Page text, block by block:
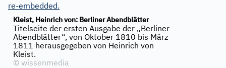
re-embedded.
Kleist, Heinrich von: Berliner Abendblätter
Titelseite der ersten Ausgabe der „Berliner
Abendblätter“, von Oktober 1810 bis März
1811 herausgegeben von Heinrich von
Kleist.
© wissenmedia